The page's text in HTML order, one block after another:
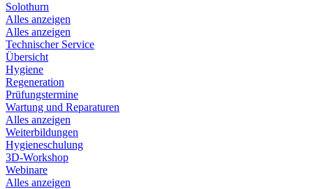
Solothurn
Alles anzeigen
Alles anzeigen
Technischer Service
Übersicht
Hygiene
Regeneration
Prüfungstermine
Wartung und Reparaturen
Alles anzeigen
Weiterbildungen
Hygieneschulung
3D-Workshop
Webinare
Alles anzeigen